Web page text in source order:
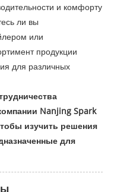
и комфорту
ли вы
или
продукции
для различных
Nanjing Spark
изучить решения
для